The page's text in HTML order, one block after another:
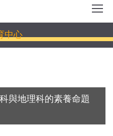
中心
與地理科的素養命題